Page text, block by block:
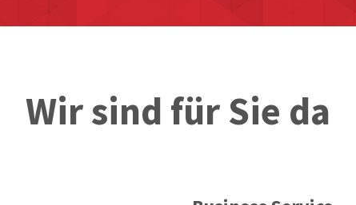
Wir sind für Sie da